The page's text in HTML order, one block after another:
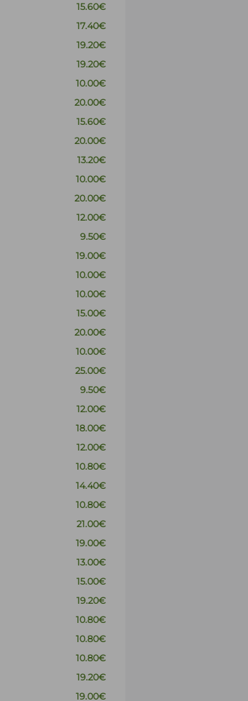
15.60€
17.40€
19.20€
19.20€
10.00€
20.00€
15.60€
20.00€
13.20€
10.00€
20.00€
12.00€
9.50€
19.00€
10.00€
10.00€
15.00€
20.00€
10.00€
25.00€
9.50€
12.00€
18.00€
12.00€
10.80€
14.40€
10.80€
21.00€
19.00€
13.00€
15.00€
19.20€
10.80€
10.80€
10.80€
19.20€
19.00€